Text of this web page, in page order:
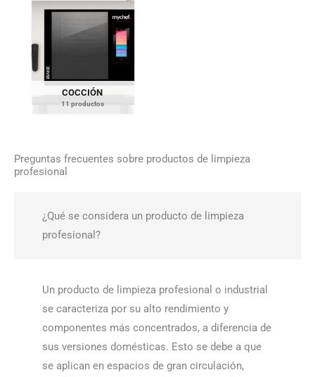
COCCIÓN
11 productos
Preguntas frecuentes sobre productos de limpieza
profesional
¿Qué se considera un producto de limpieza
profesional?
Un producto de limpieza profesional o industrial
se caracteriza por su alto rendimiento y
componentes más concentrados, a diferencia de
sus versiones domésticas. Esto se debe a que
se aplican en espacios de gran circulación,